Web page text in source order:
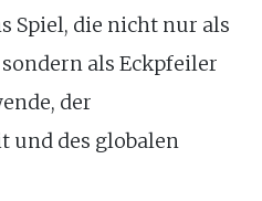
Spiel, die nicht nur als
als Eckpfeiler
der
und des globalen